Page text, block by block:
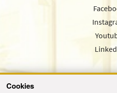
Cookies